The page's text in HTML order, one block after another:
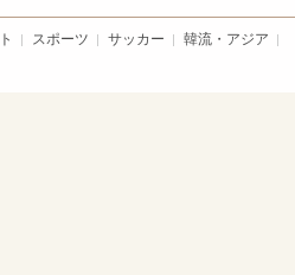
スポーツ サッカー
韓流・アジア